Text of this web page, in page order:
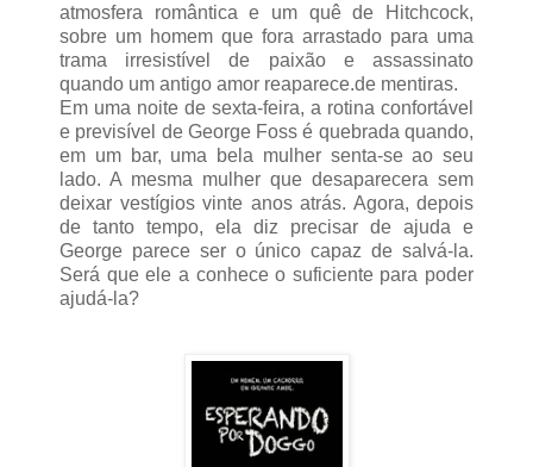
atmosfera romântica e um quê de Hitchcock,
sobre um homem que fora arrastado para uma
trama irresistível de paixão e assassinato
quando um antigo amor reaparece.de mentiras.
Em uma noite de sexta-feira, a rotina confortável
e previsível de George Foss é quebrada quando,
em um bar, uma bela mulher senta-se ao seu
lado. A mesma mulher que desaparecera sem
deixar vestígios vinte anos atrás. Agora, depois
de tanto tempo, ela diz precisar de ajuda e
George parece ser o único capaz de salvá-la.
Será que ele a conhece o suficiente para poder
ajudá-la?